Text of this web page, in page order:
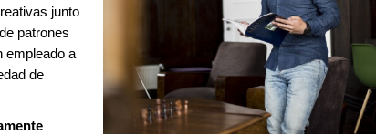
junto
patrones
empleado a
de